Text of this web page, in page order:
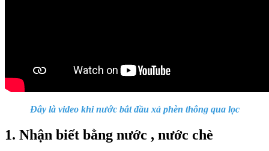
Đây là video khi nước bắt đầu xả phèn thông qua lọc
1. Nhận biết bằng nước , nước chè